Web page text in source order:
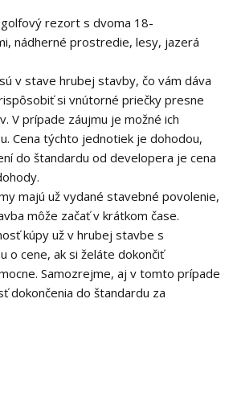
rezort s dvoma 18-
nádherné prostredie, lesy, jazerá
v stave hrubej stavby, čo vám dáva
si vnútorné priečky presne
V prípade záujmu je možné ich
Cena týchto jednotiek je dohodou,
do štandardu od developera je cena
majú už vydané stavebné povolenie,
môže začať v krátkom čase.
kúpy už v hrubej stavbe s
o cene, ak si želáte dokončiť
Samozrejme, aj v tomto prípade
dokončenia do štandardu za